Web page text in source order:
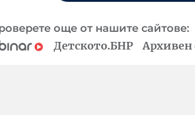
още от нашите сайтове:
Детското.БНР